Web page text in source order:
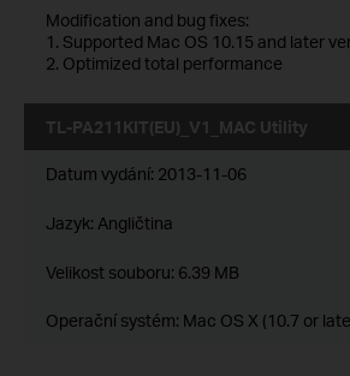
Modification and bug fixes:
1. Supported Mac OS 10.15 and later
2. Optimized total performance
TL-PA211KIT(EU)_V1_MAC Utility
Datum vydání: 2013-11-06
Jazyk: Angličtina
Velikost souboru: 6.39 MB
Operační systém: Mac OS X (10.7 or